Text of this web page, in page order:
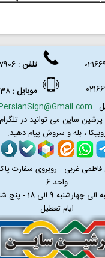
تلفن:
موبایل :
:
پرشین ساین می توانید در
، بله و سروش پیام دهید.
واحد 6
ایام تعطیل